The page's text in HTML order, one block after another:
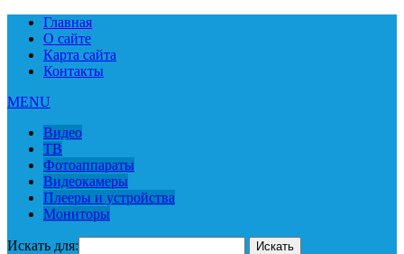
Главная
О сайте
Карта сайта
Контакты
MENU
Видео
ТВ
Фотоаппараты
Видеокамеры
Плееры и устройства
Мониторы
Искать для: